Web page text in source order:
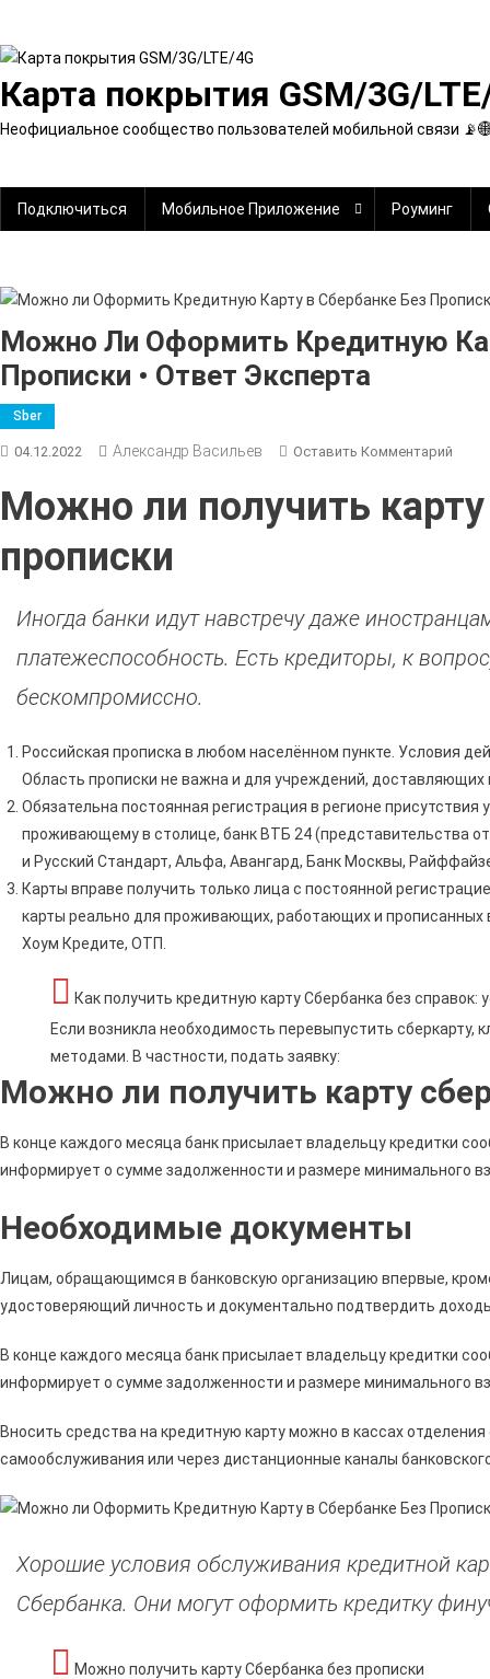
содержимому
Карта покрытия GSM/3G/
Неофициальное сообщество пользователей мобильной связи
Подключиться Мобильное Приложение Роуминг
Можно Ли Оформить Кредитную
Прописки • Ответ Эксперта
Sber
04.12.2022 Александр Васильев Оставить Комментарий
Ли
Без
Можно ли получить карту
прописки
Иногда банки идут навстречу даже
платежеспособность. Есть кредиторы, к
бескомпромиссно.
Российская прописка в любом населённом пункте. Условия
Область прописки не важна и для учреждений,
Обязательна постоянная регистрация в регионе присутствия
проживающему в столице, банк ВТБ 24 (представительства
и Русский Стандарт, Альфа, Авангард, Банк Москвы,
Карты вправе получить только лица с постоянной
карты реально для проживающих, работающих и прописанных
Хоум Кредите, ОТП.
Как получить кредитную карту Сбербанка без справок:
Если возникла необходимость перевыпустить сберкарту,
методами. В частности, подать заявку:
Можно ли получить карту
В конце каждого месяца банк присылает владельцу кредитки
информирует о сумме задолженности и размере минимального
Необходимые документы
Лицам, обращающимся в банковскую организацию впервые,
удостоверяющий личность и документально подтвердить
В конце каждого месяца банк присылает владельцу кредитки
информирует о сумме задолженности и размере минимального
Вносить средства на кредитную карту можно в кассах
самообслуживания или через дистанционные каналы
Хорошие условия обслуживания кредитной
Сбербанка. Они могут оформить кредитку
Можно получить карту Сбербанка без прописки